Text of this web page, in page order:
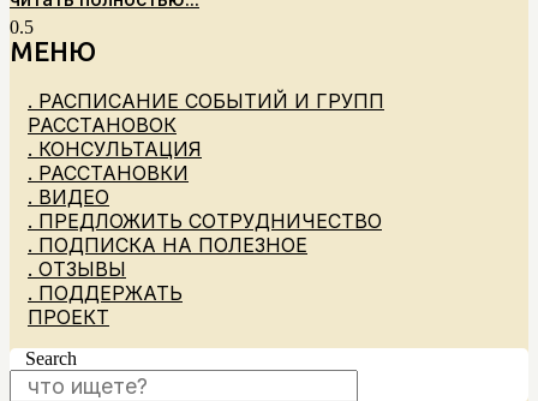
МЕНЮ
. РАСПИСАНИЕ СОБЫТИЙ И ГРУПП
РАССТАНОВОК
. КОНСУЛЬТАЦИЯ
. РАССТАНОВКИ
. ВИДЕО
. ПРЕДЛОЖИТЬ СОТРУДНИЧЕСТВО
. ПОДПИСКА НА ПОЛЕЗНОЕ
. ОТЗЫВЫ
. ПОДДЕРЖАТЬ
ПРОЕКТ
Search